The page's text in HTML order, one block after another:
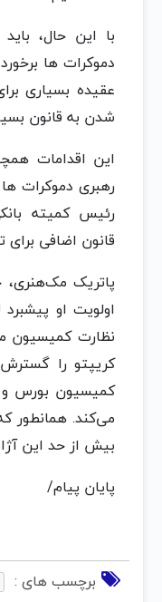
با این حال،
دموکرات ها
عقیده بسیاری
شدن به قانون
این اقدامات
رهبری دموکرات
رئیس کمیته
قانون اضافی
پاتریک مک‌هنری،
اولویت او
کریپتو را
کمیسیون بورس و
می‌کند. همانطور
بیش از حد این
پایان پیام/
برچسب های :